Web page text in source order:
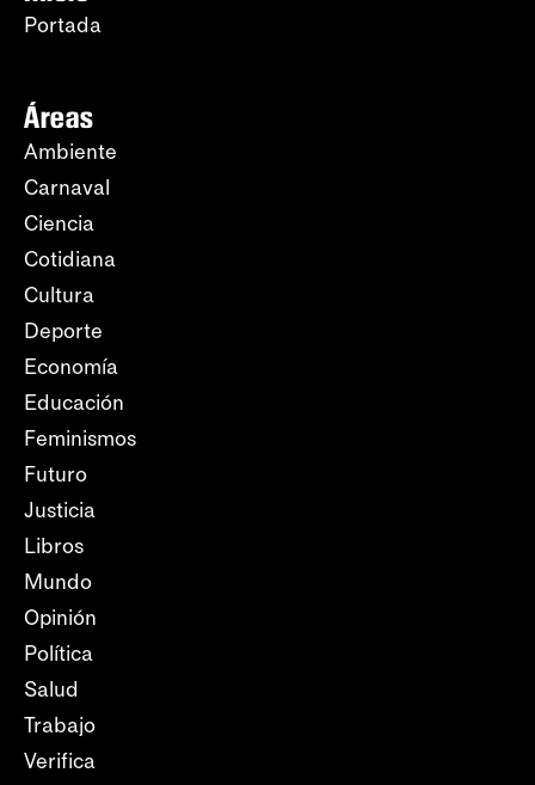
Portada
Áreas
Ambiente
Carnaval
Ciencia
Cotidiana
Cultura
Deporte
Economía
Educación
Feminismos
Futuro
Justicia
Libros
Mundo
Opinión
Política
Salud
Trabajo
Verifica